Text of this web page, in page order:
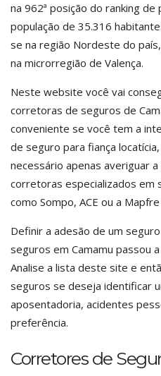
na 962ª posição do ranking de
população de 35.316
se na região Nordeste do
na microrregião de Valença.
Neste website você vai
corretoras de seguros de
conveniente se você tem a
de seguro para fiança
necessário apenas averiguar
corretoras especializados em
como Sompo, ACE ou a
Definir a adesão de um
seguros em Camamu passou
Analise a lista deste site e
seguros se deseja identificar
aposentadoria, acidentes
preferência.
Corretores de